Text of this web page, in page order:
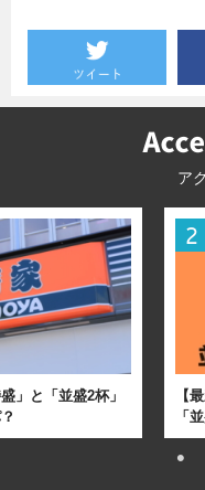
ア
」と「並盛2杯」
【
「